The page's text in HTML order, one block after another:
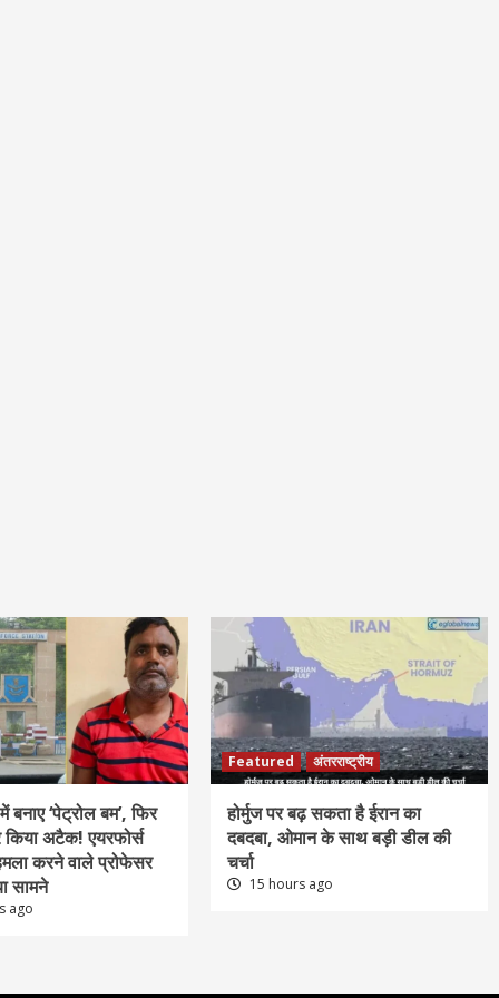
बनाए ‘पेट्रोल बम’, फिर
अटैक! एयरफोर्स
करने वाले प्रोफेसर
सामने
ago
Featured अंतरराष्ट्रीय
होर्मुज पर बढ़ सकता है ईरान का
दबदबा, ओमान के साथ बड़ी डील की
चर्चा
15 hours ago